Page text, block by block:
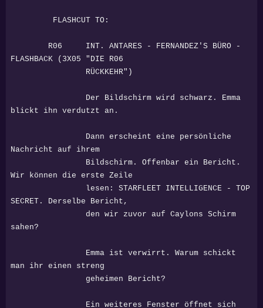
FLASHCUT TO:
R06 INT. ANTARES - FERNANDEZ'S BÜRO -
FLASHBACK (3X05 "DIE R06
RÜCKKEHR")
Der Bildschirm wird schwarz. Emma
blickt ihn verdutzt an.
Dann erscheint eine persönliche
Nachricht auf ihrem
Bildschirm. Offenbar ein Bericht.
Wir können die erste Zeile
lesen: STARFLEET INTELLIGENCE - TOP
SECRET. Derselbe Bericht,
den wir zuvor auf Caylons Schirm
sahen?
Emma ist verwirrt. Warum schickt
man ihr einen streng
geheimen Bericht?
Ein weiteres Fenster öffnet sich